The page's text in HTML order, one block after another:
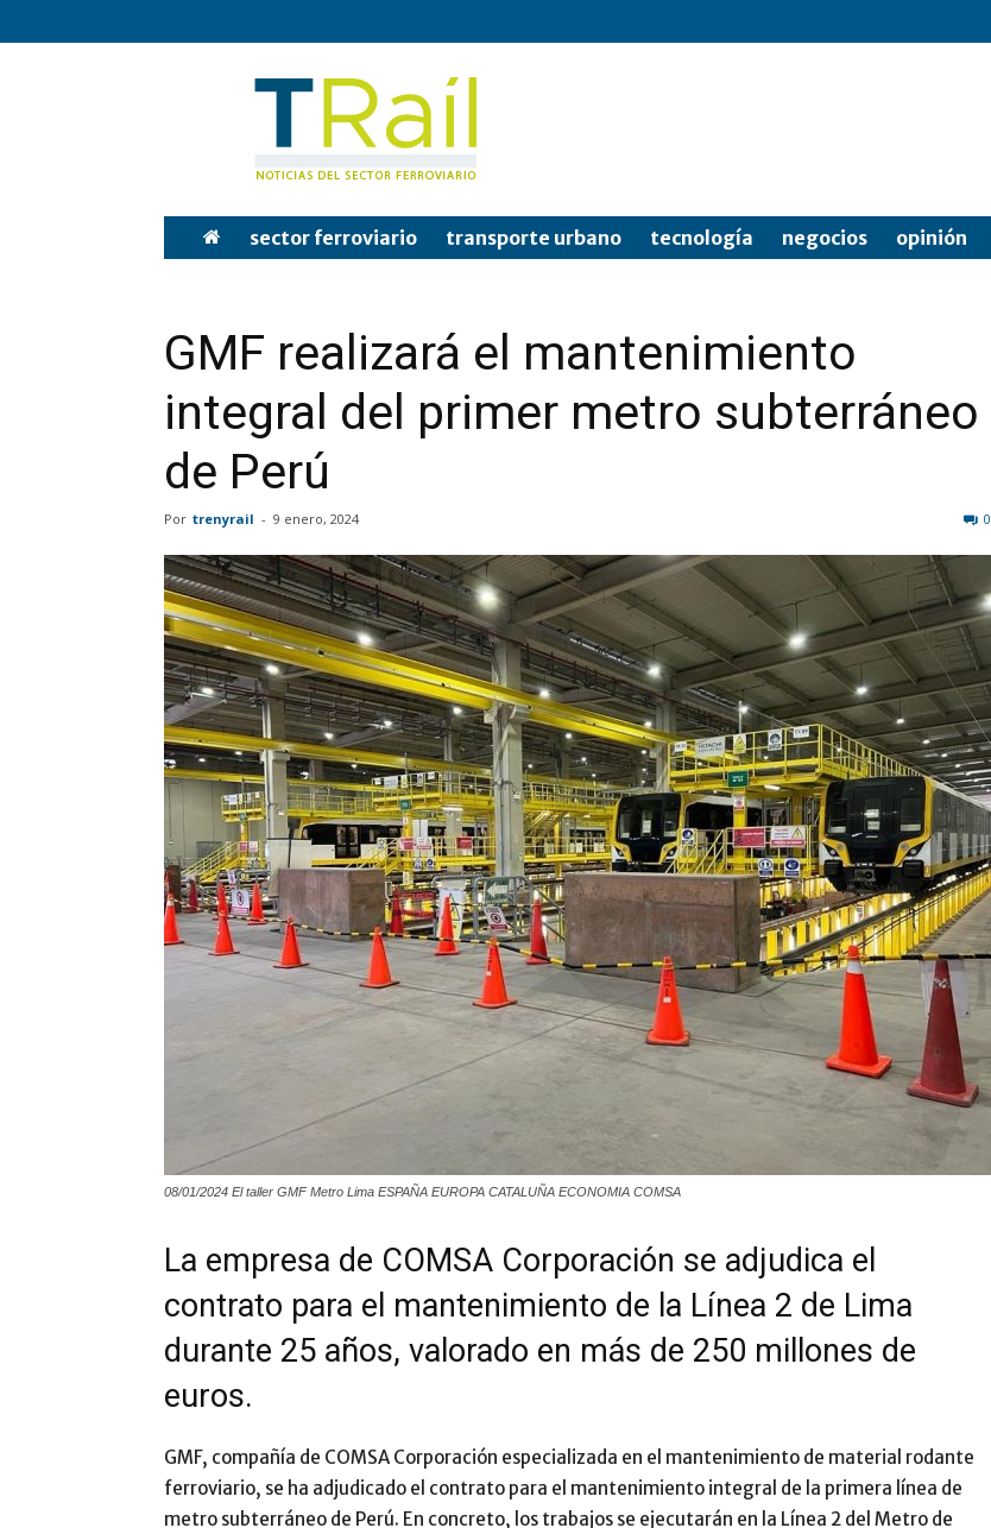
Tren
sector ferroviario transporte urbano tecnología negocios opinión
GMF realizará el mantenimiento
integral del primer metro subterráneo
de Perú
Por trenyrail - 9 enero, 2024 0
08/01/2024 El taller GMF Metro Lima ESPAÑA EUROPA CATALUÑA ECONOMIA COMSA
La empresa de COMSA Corporación se adjudica el
contrato para el mantenimiento de la Línea 2 de Lima
durante 25 años, valorado en más de 250 millones de
euros.
GMF, compañía de COMSA Corporación especializada en el mantenimiento de material rodante
ferroviario, se ha adjudicado el contrato para el mantenimiento integral de la primera línea de
metro subterráneo de Perú. En concreto, los trabajos se ejecutarán en la Línea 2 del Metro de